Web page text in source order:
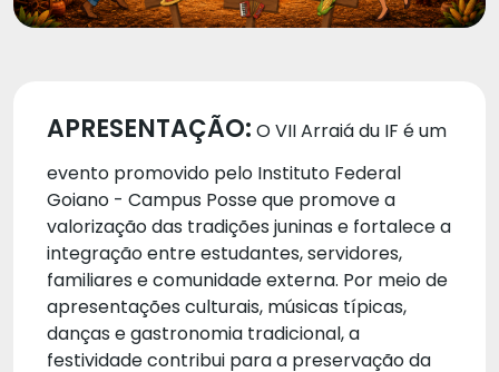
APRESENTAÇÃO: O VII Arraiá du IF é um
evento promovido pelo Instituto Federal
Goiano - Campus Posse que promove a
valorização das tradições juninas e fortalece a
integração entre estudantes, servidores,
familiares e comunidade externa. Por meio de
apresentações culturais, músicas típicas,
danças e gastronomia tradicional, a
festividade contribui para a preservação da